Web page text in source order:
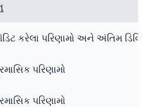
કરેલા પરિણામો અને અંતિમ
પરિણામો
પરિણામો